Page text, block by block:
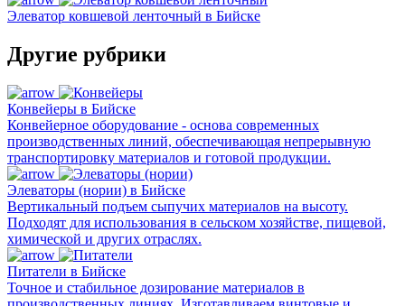
Элеватор ковшевой ленточный в Бийске
Другие рубрики
Конвейеры в Бийске
Конвейерное оборудование - основа современных
производственных линий, обеспечивающая непрерывную
транспортировку материалов и готовой продукции.
Элеваторы (нории) в Бийске
Вертикальный подъем сыпучих материалов на высоту.
Подходят для использования в сельском хозяйстве, пищевой,
химической и других отраслях.
Питатели в Бийске
Точное и стабильное дозирование материалов в